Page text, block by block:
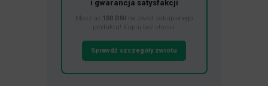
i gwarancja satysfakcji
Masz aż 100 DNI
na zwrot zakupionego
produktu! Kupuj bez stresu.
Sprawdź szczegóły zwrotu